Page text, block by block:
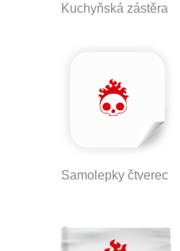
Kuchyňská zástěra
Samolepky čtverec